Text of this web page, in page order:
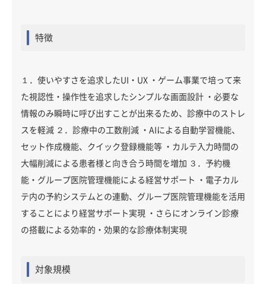
特徴
１．使いやすさを追求したUI・UX ・ゲーム事業で培って来
た視認性・操作性を追求したシンプルな画面設計 ・必要な
情報のみ瞬時に呼び出すことが出来るため、診療中のストレ
スを軽減 ２．診療中の工数削減 ・AIによる自動学習機能、
セット作成機能、クイック登録機能等 ・カルテ入力時間の
大幅削減による患者様と向き合う時間を増加 ３．予約機
能・グループ医院管理機能による経営サポート ・電子カル
テ内の予約システムとの連動、グループ医院管理機能を活用
することにより経営サポート実現 ・さらにオンライン診療
の搭載による効率的・効果的な診療体制実現
対象規模